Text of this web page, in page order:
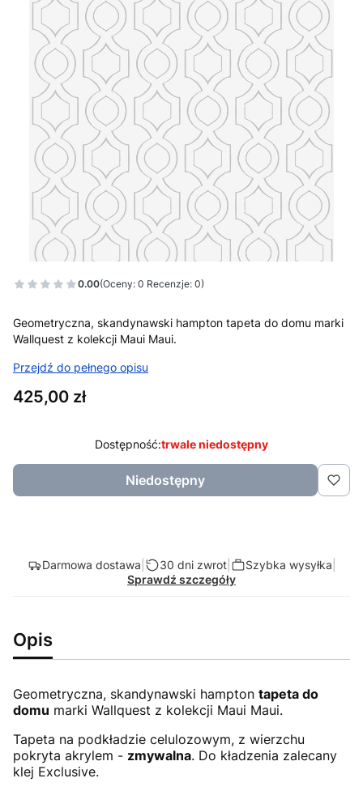
0.00(Oceny: 0 Recenzje: 0)
Geometryczna, skandynawski hampton tapeta do domu marki
Wallquest z kolekcji Maui Maui.
Przejdź do pełnego opisu
Cena
425,00 zł
Dostępność:trwale niedostępny
Niedostępny
Darmowa dostawa 30 dni zwrot| Szybka wysyłka
Sprawdź szczegóły
Opis
Geometryczna, skandynawski hampton tapeta do
domu marki Wallquest z kolekcji Maui Maui.
Tapeta na podkładzie celulozowym, z wierzchu
pokryta akrylem - zmywalna. Do kładzenia zalecany
klej Exclusive.